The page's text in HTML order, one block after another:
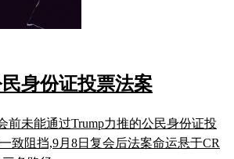
身份证投票法案
前未能通过Trump力推的公民身份证投
致阻挡,9月8日复会后法案命运悬于CR